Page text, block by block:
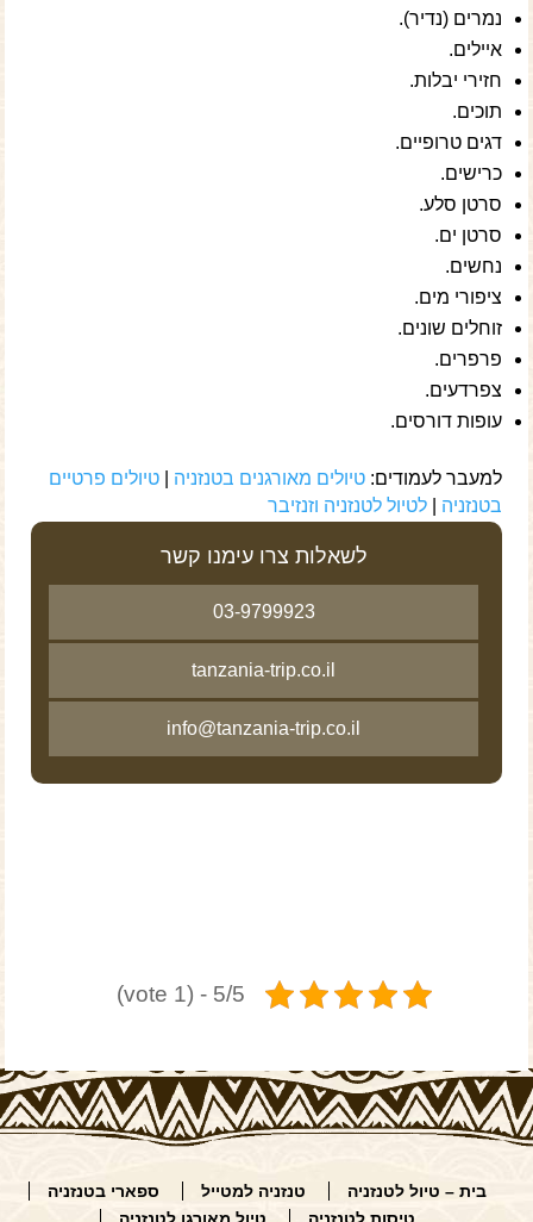
נמרים (נדיר).
איילים.
חזירי יבלות.
תוכים.
דגים טרופיים.
כרישים.
סרטן סלע.
סרטן ים.
נחשים.
ציפורי מים.
זוחלים שונים.
פרפרים.
צפרדעים.
עופות דורסים.
למעבר לעמודים:טיולים מאורגנים בטנזניה |טיולים פרטיים
בטנזניה |לטיול לטנזניה וזנזיבר
לשאלות צרו עימנו קשר
03-9799923
tanzania-trip.co.il
info@tanzania-trip.co.il
5/5 - (1 vote)
בית – טיול לטנזניה טנזניה למטייל
ספארי בטנזניה